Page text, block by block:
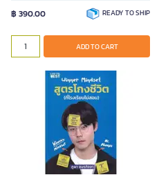
฿ 390.00 READY TO SHIP
ADD TO CART